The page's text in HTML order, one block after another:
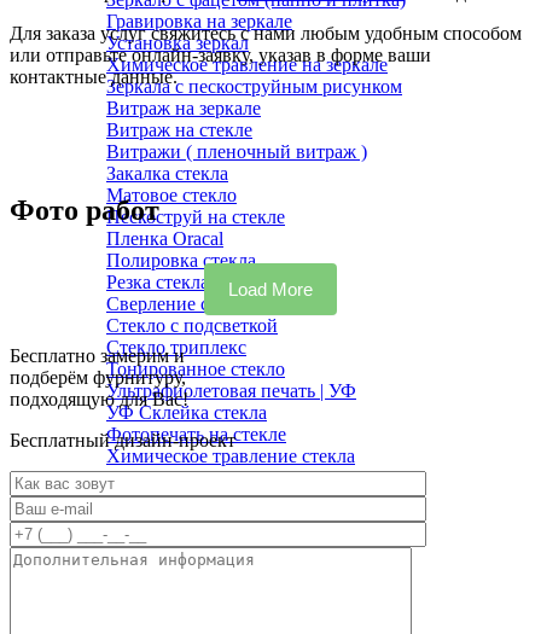
Гравировка на зеркале
Установка зеркал
Химическое травление на зеркале
Зеркала с пескоструйным рисунком
Витраж на зеркале
Витраж на стекле
Витражи ( пленочный витраж )
Закалка стекла
Матовое стекло
Пескоструй на стекле
Пленка Oracal
Полировка стекла
Резка стекла
Сверление стекла
Стекло с подсветкой
Стекло триплекс
Тонированное стекло
Ультрафиолетовая печать | УФ
УФ Склейка стекла
Фотопечать на стекле
Химическое травление стекла
Шлифовка стекла
Мебель на заказ
Шкафы-купе
Кухонные гарнитуры
Мебель для спальни
Для заказа услуг свяжитесь с нами любым удобным способом
или отправьте онлайн-заявку, указав в форме ваши
контактные данные.
Фото работ
Load More
Бесплатно замерим и
подберём фурнитуру,
подходящую для Вас!
Бесплатный дизайн-проект